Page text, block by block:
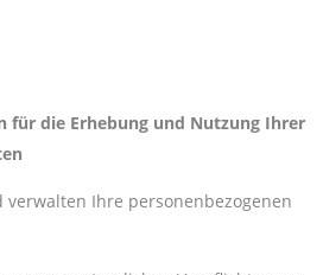
für die Erhebung und Nutzung Ihrer
Ihre personenbezogenen